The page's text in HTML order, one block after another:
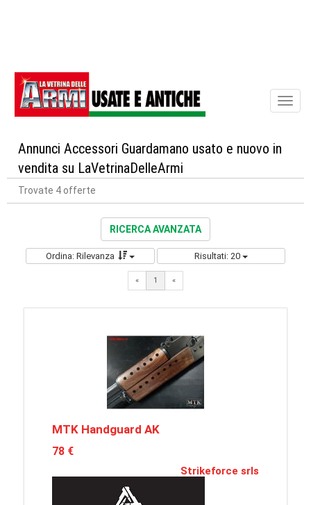
Annunci Accessori Guardamano usato e nuovo in
vendita su LaVetrinaDelleArmi
Trovate 4 offerte
RICERCA AVANZATA
Ordina: Rilevanza Risultati: 20
« 1 «
MTK Handguard AK
78 €
Strikeforce srls